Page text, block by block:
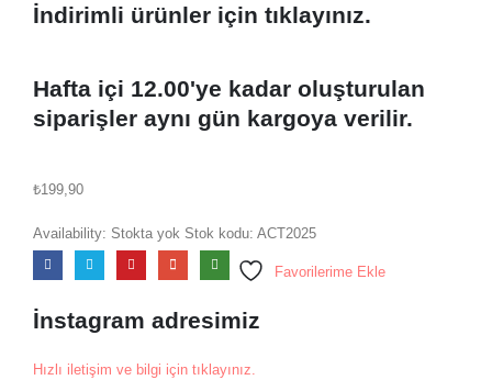
İndirimli ürünler için tıklayınız.
Hafta içi 12.00'ye kadar oluşturulan
siparişler aynı gün kargoya verilir.
₺199,90
Availability: Stokta yok Stok kodu: ACT2025
Favorilerime Ekle
İnstagram adresimiz
Hızlı iletişim ve bilgi için tıklayınız.